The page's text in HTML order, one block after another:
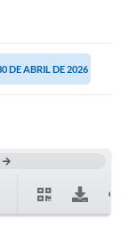
DE ABRIL DE 2026